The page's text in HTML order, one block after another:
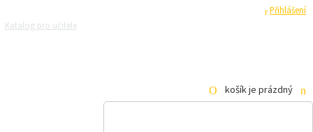
Přihlášení
Katalog pro učitele
košík je prázdný